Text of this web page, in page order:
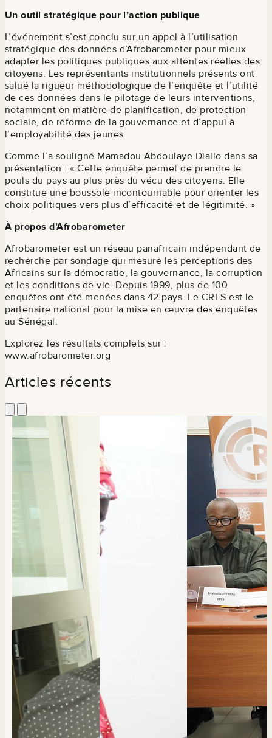
Un outil stratégique pour l’action publique
L’événement s’est conclu sur un appel à l’utilisation
stratégique des données d’Afrobarometer pour mieux
adapter les politiques publiques aux attentes réelles des
citoyens. Les représentants institutionnels présents ont
salué la rigueur méthodologique de l’enquête et l’utilité
de ces données dans le pilotage de leurs interventions,
notamment en matière de planification, de protection
sociale, de réforme de la gouvernance et d’appui à
l’employabilité des jeunes.
Comme l’a souligné Mamadou Abdoulaye Diallo dans sa
présentation : « Cette enquête permet de prendre le
pouls du pays au plus près du vécu des citoyens. Elle
constitue une boussole incontournable pour orienter les
choix politiques vers plus d’efficacité et de légitimité. »
À propos d’Afrobarometer
Afrobarometer est un réseau panafricain indépendant de
recherche par sondage qui mesure les perceptions des
Africains sur la démocratie, la gouvernance, la corruption
et les conditions de vie. Depuis 1999, plus de 100
enquêtes ont été menées dans 42 pays. Le CRES est le
partenaire national pour la mise en œuvre des enquêtes
au Sénégal.
Explorez les résultats complets sur :
www.afrobarometer.org
Articles récents